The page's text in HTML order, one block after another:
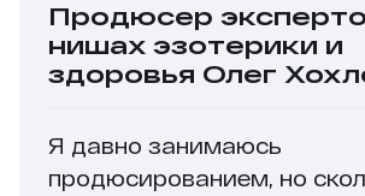
Продюсер
нишах эзотерики и
здоровья Олег
Я давно занимаюсь
продюсированием, но